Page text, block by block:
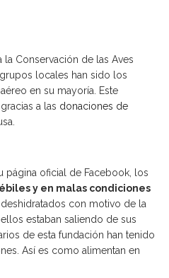
la Conservación de las Aves
locales han sido los
en su mayoría. Este
a las donaciones de
página oficial de Facebook, los
y en malas condiciones
con motivo de la
estaban saliendo de sus
de esta fundación han tenido
Así es como alimentan en